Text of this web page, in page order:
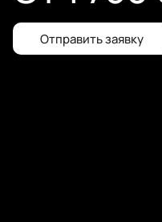
Отправить заявку